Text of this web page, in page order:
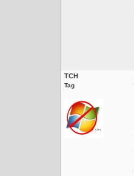
TCH
Tag